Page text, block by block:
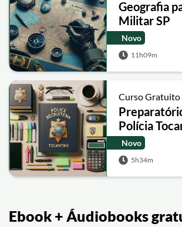
Geografia
Militar SP
Novo
11h09m
Curso Gratuito
Polícia
Novo
5h34m
Ebook + Áudiobooks